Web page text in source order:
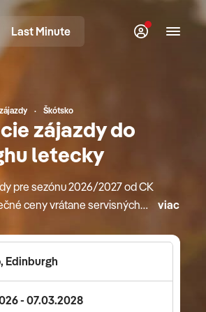
Last Minute
Škótsko
zájazdy do
letecky
pre sezónu 2026/2027 od CK
ceny vrátane servisných
či doprava sú v cene
ako skupinové transfery na
a príletom, miestne letiskové
batožina od 20 kg a viac, vstupy
viac